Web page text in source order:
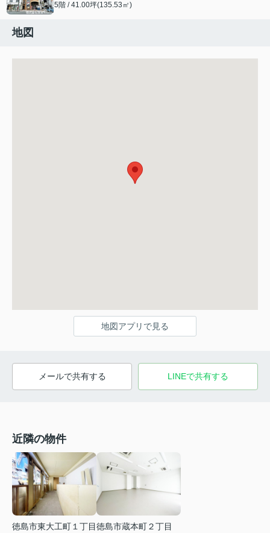
5階 / 41.00坪(135.53㎡)
地図
地図アプリで見る
メールで共有する LINEで共有する
近隣の物件
徳島市東大工町１丁目徳島市蔵本町２丁目